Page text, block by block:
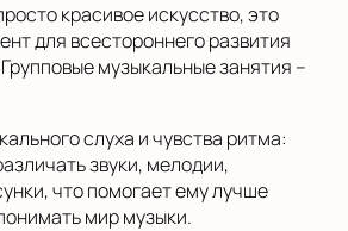
красивое искусство, это
для всестороннего развития
музыкальные занятия –
слуха и чувства ритма:
звуки, мелодии,
что помогает ему лучше
мир музыки.